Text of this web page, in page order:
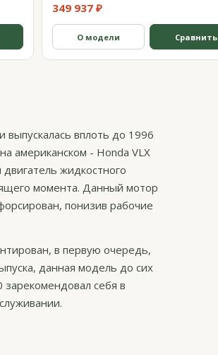
349 937 ₽
О модели Сравнить
вплоть до 1996
американском - Honda VLX
жидкостного
момента. Данный мотор
понизив рабочие
в первую очередь,
данная модель до сих
себя в